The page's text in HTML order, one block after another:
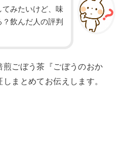
てみたいけど、味
飲んだ人の評判
煎ごぼう茶『ごぼうのおか
まとめてお伝えします。